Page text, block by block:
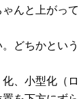
んと上がっ
どちかとい
、小型化（